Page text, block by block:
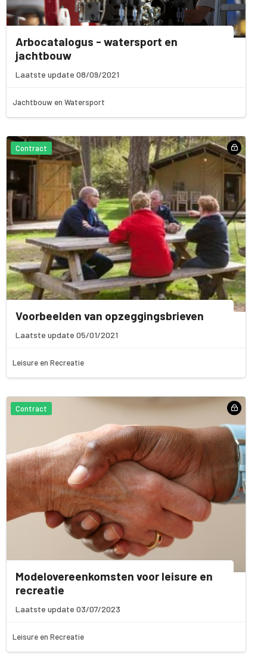
Arbocatalogus - watersport en
jachtbouw
Laatste update 08/09/2021
Jachtbouw en Watersport
Contract
Voorbeelden van opzeggingsbrieven
Laatste update 05/01/2021
Leisure en Recreatie
Contract
Modelovereenkomsten voor leisure en
recreatie
Laatste update 03/07/2023
Leisure en Recreatie